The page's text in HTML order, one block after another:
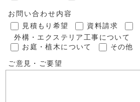
お問い合わせ内容
見積もり希望
資料請求
外構・エクステリア工事について
お庭・植木について
その他
ご意見・ご要望